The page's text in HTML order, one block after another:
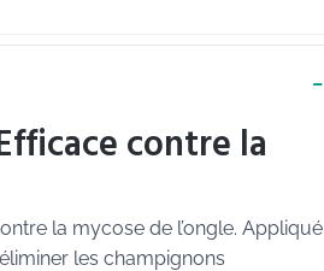
contre la
la mycose de l’ongle. Appliqué
les champignons